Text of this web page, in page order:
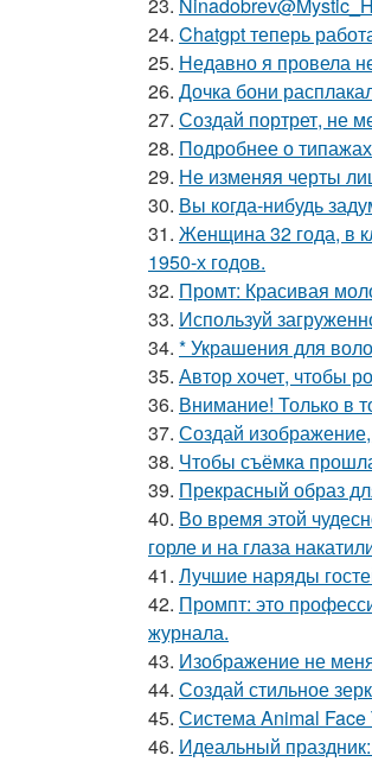
24. Chatgpt теперь
25. Недавно я провела
26. Дочка бони
27. Создай портрет, не
28. Подробнее о
29. Не изменяя черты
30. Вы когда-нибудь
31. Женщина 32 года, в
1950-х годов.
32. Промт: Красивая
33. Используй
34. * Украшения для
35. Автор хочет, чтобы
36. Внимание! Только в
37. Создай
38. Чтобы съёмка
39. Прекрасный образ
40. Во время этой
горле и на глаза
41. Лучшие наряды
42. Промпт: это
журнала.
43. Изображение не
44. Создай стильное
45. Система Animal Face
46. Идеальный